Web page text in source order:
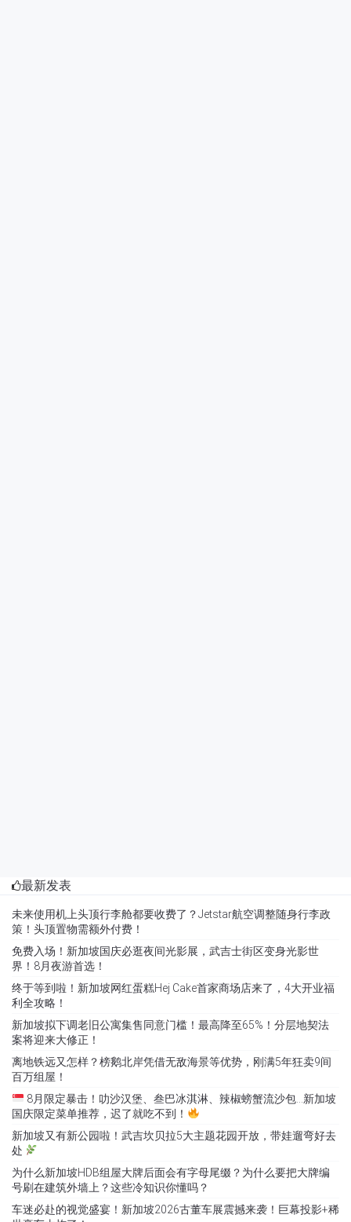
最新发表
未来使用机上头顶行李舱都要收费了？Jetstar航空调整随身行李政
策！头顶置物需额外付费！
免费入场！新加坡国庆必逛夜间光影展，武吉士街区变身光影世
界！8月夜游首选！
终于等到啦！新加坡网红蛋糕Hej Cake首家商场店来了，4大开业福
利全攻略！
新加坡拟下调老旧公寓集售同意门槛！最高降至65%！分层地契法
案将迎来大修正！
离地铁远又怎样？榜鹅北岸凭借无敌海景等优势，刚满5年狂卖9间
百万组屋！
8月限定暴击！叻沙汉堡、叁巴冰淇淋、辣椒螃蟹流沙包…新加坡
国庆限定菜单推荐，迟了就吃不到！
新加坡又有新公园啦！武吉坎贝拉5大主题花园开放，带娃遛弯好去
处
为什么新加坡HDB组屋大牌后面会有字母尾缀？为什么要把大牌编
号刷在建筑外墙上？这些冷知识你懂吗？
车迷必赴的视觉盛宴！新加坡2026古董车展震撼来袭！巨幕投影+稀